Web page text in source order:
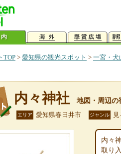
TOP> 愛知県の観光スポット > 一宮・犬
内々神社 地図・周辺の
エリア 愛知県春日井市 ジャンル
内々
取り